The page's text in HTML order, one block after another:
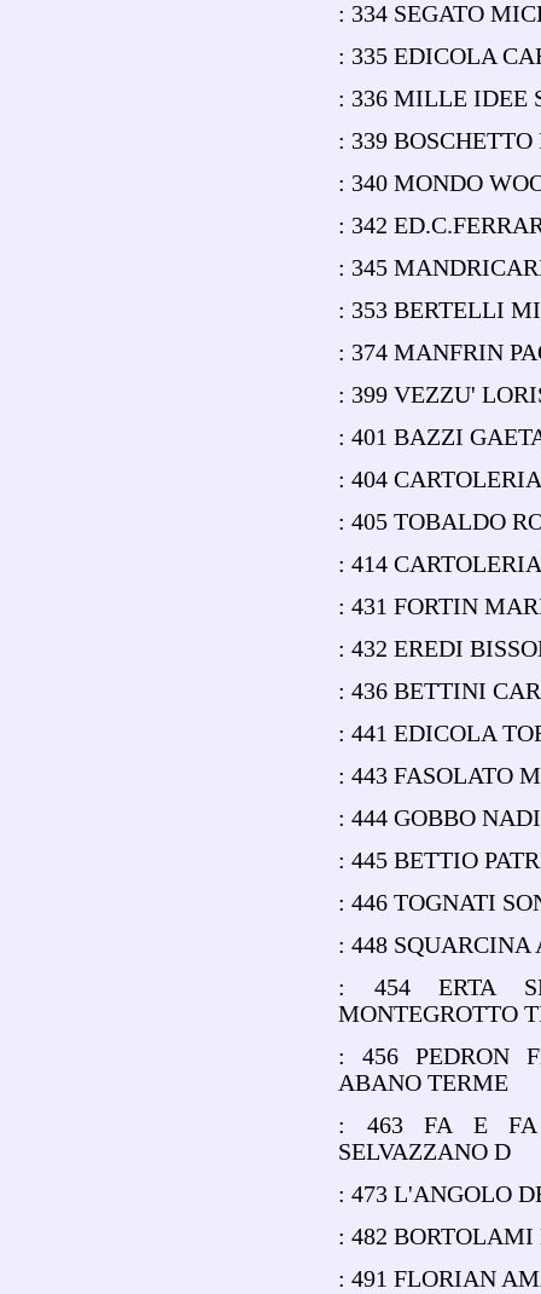
: 334 SEGATO
: 335 EDICOLA
: 336 MILLE IDEE
: 339
: 340 MONDO
: 342
: 345
: 353 BERTELLI
: 374 MANFRIN
: 399 VEZZU'
: 401 BAZZI
: 404
: 405 TOBALDO
: 414
: 431 FORTIN
: 432 EREDI
: 436 BETTINI
: 441 EDICOLA
: 443 FASOLATO
: 444 GOBBO
: 445 BETTIO
: 446 TOGNATI
: 448 SQUARCINA
: 454 ERTA
MONTEGROTTO
: 456 PEDRON
ABANO TERME
: 463 FA E FA
SELVAZZANO D
: 473 L'ANGOLO
: 482 BORTOLAMI
: 491 FLORIAN